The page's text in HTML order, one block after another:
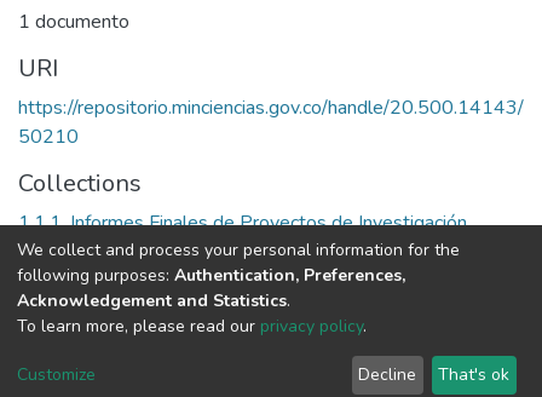
1 documento
URI
https://repositorio.minciencias.gov.co/handle/20.500.14143/
50210
Collections
1.1.1. Informes Finales de Proyectos de Investigación
Full item page
DSpace software copyright © 2002-2026
Cookie
End User
Send
We collect and process your personal information for the
following purposes: Authentication, Preferences,
Acknowledgement and Statistics.
To learn more, please read our privacy policy.
Customize Decline That's ok